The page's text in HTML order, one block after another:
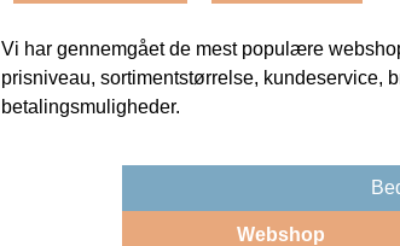
Vi har gennemgået de mest populære
prisniveau, sortimentstørrelse, kundeservice,
betalingsmuligheder.
Webshop